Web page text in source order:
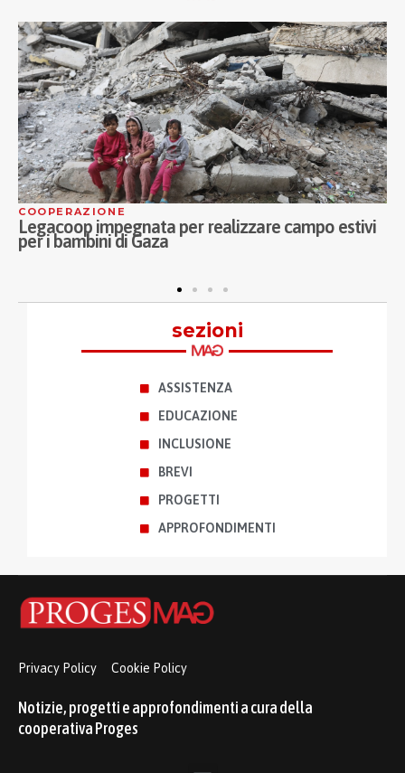
COOPERAZIONE
Legacoop impegnata per realizzare campo estivi
per i bambini di Gaza
sezioni
ASSISTENZA
EDUCAZIONE
INCLUSIONE
BREVI
PROGETTI
APPROFONDIMENTI
Privacy Policy Cookie Policy
Notizie, progetti e approfondimenti a cura della
cooperativa Proges